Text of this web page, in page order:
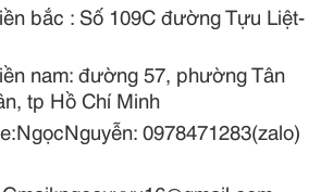
bắc : Số 109C đường Tựu Liệt-
nam: đường 57, phường Tân
tp Hồ Chí Minh
0978471283(zalo)